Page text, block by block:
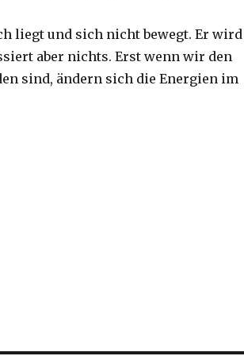
liegt und sich nicht bewegt. Er wird
aber nichts. Erst wenn wir den
sind, ändern sich die Energien im